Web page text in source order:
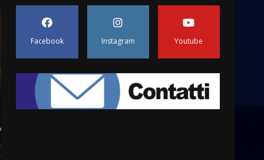
5 Agosto 2026 11:03
6 Agosto 2026 18:13
Facebook Instagram Youtube